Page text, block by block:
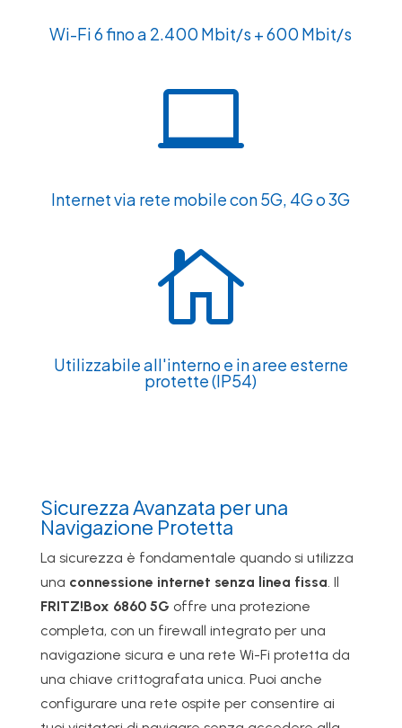
Wi-Fi 6 fino a 2.400 Mbit/s + 600 Mbit/s

Internet via rete mobile con 5G, 4G o 3G

Utilizzabile all'interno e in aree esterne
protette (IP54)
Sicurezza Avanzata per una
Navigazione Protetta
La sicurezza è fondamentale quando si utilizza
una connessione internet senza linea fissa . Il
FRITZ!Box 6860 5G offre una protezione
completa, con un firewall integrato per una
navigazione sicura e una rete Wi-Fi protetta da
una chiave crittografata unica. Puoi anche
configurare una rete ospite per consentire ai